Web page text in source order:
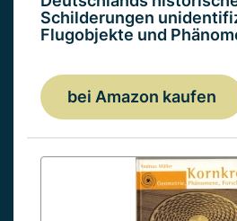
Schilderungen
Flugobjekte und
bei Amazon kaufen